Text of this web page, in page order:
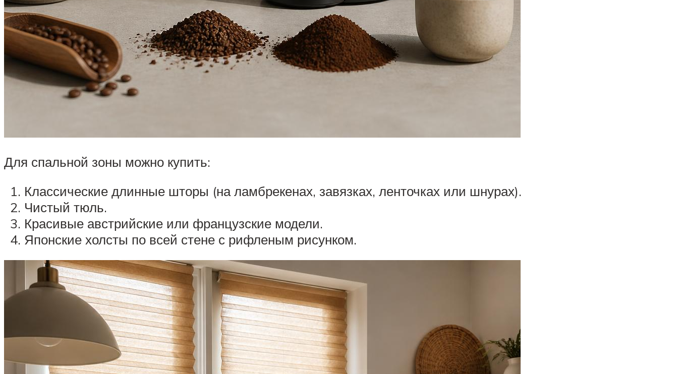
Для спальной зоны можно купить:
Классические длинные шторы (на ламбрекенах, завязках, ленточках или шнурах).
Чистый тюль.
Красивые австрийские или французские модели.
Японские холсты по всей стене с рифленым рисунком.